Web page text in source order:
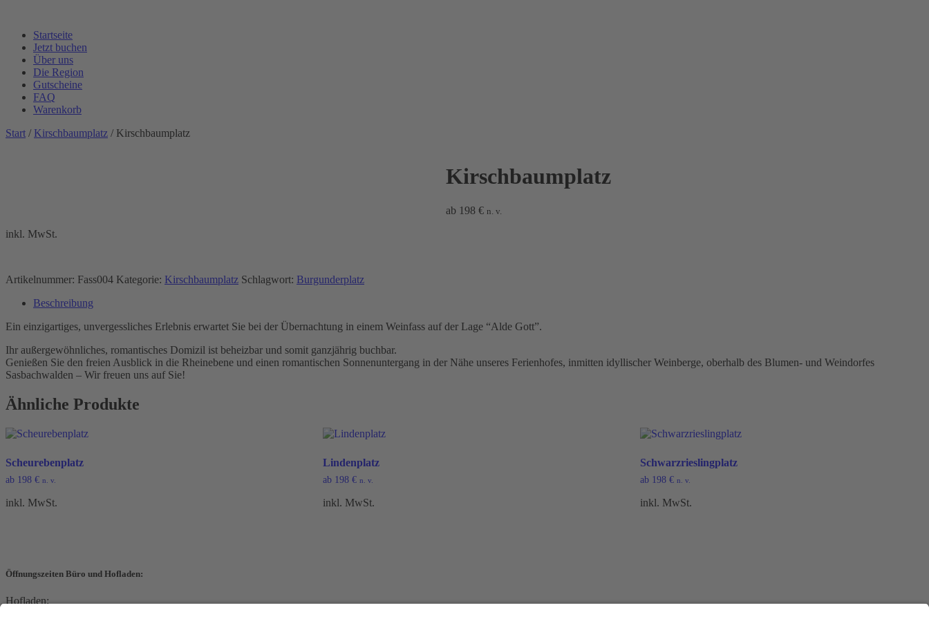
Startseite
Jetzt buchen
Über uns
Die Region
Gutscheine
FAQ
Warenkorb
Start / Kirschbaumplatz / Kirschbaumplatz
Kirschbaumplatz
ab 198€ n. v.
inkl. MwSt.
Artikelnummer: Fass004 Kategorie: Kirschbaumplatz Schlagwort: Burgunderplatz
Beschreibung
Ein einzigartiges, unvergessliches Erlebnis erwartet Sie bei der Übernachtung in einem Weinfass auf der Lage “Alde Gott”.
Ihr außergewöhnliches, romantisches Domizil ist beheizbar und somit ganzjährig buchbar.
Genießen Sie den freien Ausblick in die Rheinebene und einen romantischen Sonnenuntergang in der Nähe unseres Ferienhofes, inmitten idyllischer Weinberge, oberhalb des Blumen- und Weindorfes
Sasbachwalden – Wir freuen uns auf Sie!
Ähnliche Produkte
Scheurebenplatz
ab 198 € n. v.
inkl. MwSt.
Lindenplatz
ab 198 € n. v.
inkl. MwSt.
Schwarzrieslingplatz
ab 198 € n. v.
inkl. MwSt.
Öffnungszeiten Büro und Hofladen:
Hofladen: